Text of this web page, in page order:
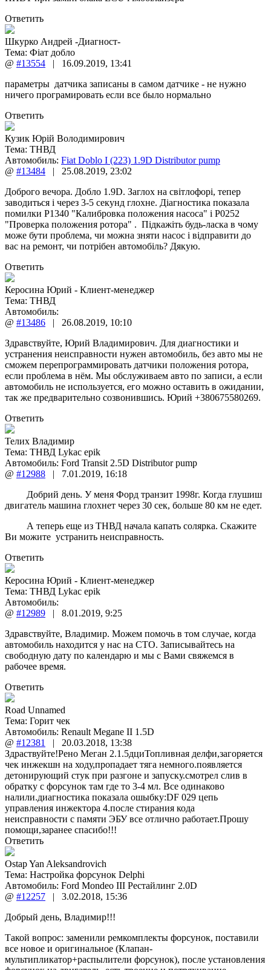
Ответить
Шкурко Андрей -Диагност-
Тема: Фіат добло
@ #13554 | 16.09.2019, 13:41
параметры датчика записаны в самом датчике - не нужно
ничего програмировать если все было нормально
Ответить
Кузик Юрій Володимирович
Тема: ТНВД
Автомобиль: Fiat Doblo I (223) 1.9D Distributor pump
@ #13484 | 25.08.2019, 23:02
Доброго вечора. Добло 1.9D. Заглох на світлофорі, тепер
заводиться і через 3-5 секунд глохне. Діагностика показала
помилки P1340 "Калибровка положения насоса" і P0252
"Проверка положения ротора" . Підкажіть будь-ласка в чому
може бути проблема, чи можна зняти насос і відправити до
вас на ремонт, чи потрібен автомобіль? Дякую.
Ответить
Керосина Юрий - Клиент-менеджер
Тема: ТНВД
Автомобиль:
@ #13486 | 26.08.2019, 10:10
Здравствуйте, Юрий Владимирович. Для диагностики и
устранения неисправности нужен автомобиль, без авто мы не
сможем перепрограммировать датчики положения ротора,
если проблема в нём. Мы обслуживаем авто по записи, а если
автомобиль не используется, его можно оставить в ожидании,
так же предварительно созвонившись. Юрий +380675580269.
Ответить
Телих Владимир
Тема: ТНВД Lykac epik
Автомобиль: Ford Transit 2.5D Distributor pump
@ #12988 | 7.01.2019, 16:18
Добрий день. У меня Форд транзит 1998г. Когда глушиш
двигатель машина глохнет через 30 сек, больше 80 км не едет.
А теперь еще из ТНВД начала капать солярка. Скажите
Ви можите устранить неисправность.
Ответить
Керосина Юрий - Клиент-менеджер
Тема: ТНВД Lykac epik
Автомобиль:
@ #12989 | 8.01.2019, 9:25
Здравствуйте, Владимир. Можем помочь в том случае, когда
автомобиль находится у нас на СТО. Записывайтесь на
свободную дату по календарю и мы с Вами свяжемся в
рабочее время.
Ответить
Road Unnamed
Тема: Горит чек
Автомобиль: Renault Megane II 1.5D
@ #12381 | 20.03.2018, 13:38
Здраствуйте!Рено Меган 2.1.5дциТопливная делфи,загоряется
чек инжекшн на ходу,пропадает тяга немного.появляется
детонирующий стук при разгоне и запуску.смотрел слив в
обратку с форсунок там где то 3-4 мл. Все одинаково
налили.диагностика показала ошыбку:DF 029 цепь
управления инжектора 4.после стирания кода
неисправности с памяти ЭБУ все отлично работает.Прошу
помощи,заранее спасибо!!!
Ответить
Ostap Yan Aleksandrovich
Тема: Настройка форсунок Delphi
Автомобиль: Ford Mondeo III Рестайлинг 2.0D
@ #12257 | 3.02.2018, 15:36
Добрый день, Владимир!!!
Такой вопрос: заменили ремкомплекты форсунок, поставили
все новое и оригинальное (Клапан-
мультипликатор+распылители форсунок), после установления